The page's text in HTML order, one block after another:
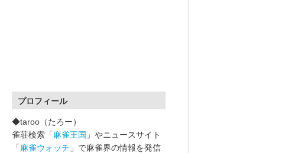
プロフィール
◆taroo（たろー）
雀荘検索「麻雀王国 」やニュースサイト
「麻雀ウォッチ 」で麻雀界の情報を発信